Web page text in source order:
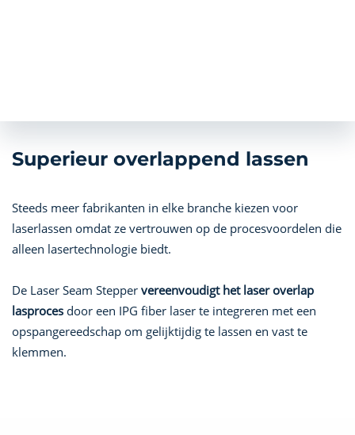
Superieur overlappend lassen
Steeds meer fabrikanten in elke branche kiezen voor
laserlassen omdat ze vertrouwen op de procesvoordelen die
alleen lasertechnologie biedt.
De Laser Seam Stepper vereenvoudigt het laser overlap
lasproces door een IPG fiber laser te integreren met een
opspangereedschap om gelijktijdig te lassen en vast te
klemmen.